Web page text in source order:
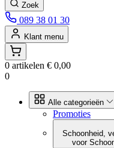
Zoek
089 38 01 30
Klant menu
0 artikelen € 0,00
0
Alle categorieën
Promoties
Schoonheid,
voor